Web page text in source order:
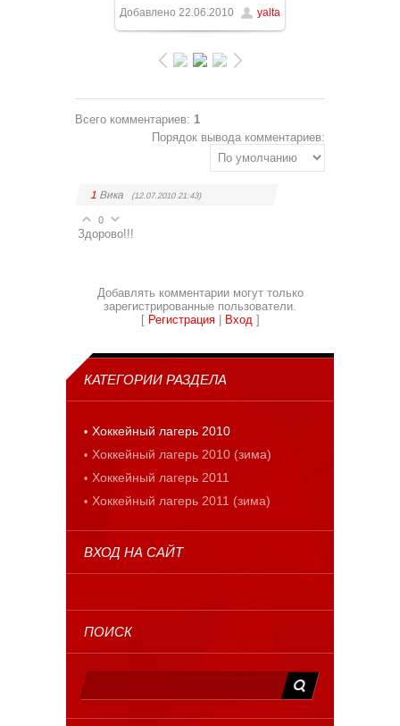
1228x921/ 207.8Kb
Добавлено 22.06.2010 yalta
Всего комментариев: 1
Порядок вывода комментариев:
1 Вика (12.07.2010 21:43)
0
Здорово!!!
Добавлять комментарии могут только
зарегистрированные пользователи.
[ Регистрация| Вход ]
КАТЕГОРИИ РАЗДЕЛА
Хоккейный лагерь 2010
Хоккейный лагерь 2010 (зима)
Хоккейный лагерь 2011
Хоккейный лагерь 2011 (зима)
ВХОД НА САЙТ
ПОИСК